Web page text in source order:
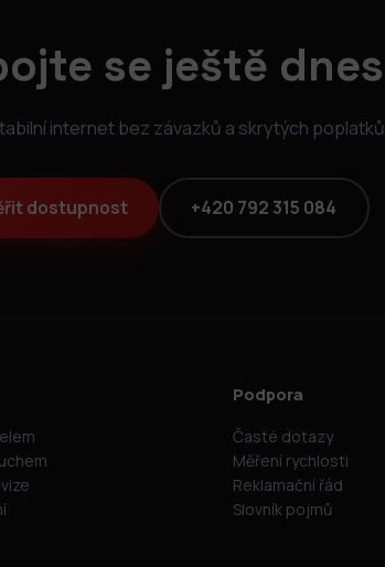
se ještě dnes
internet bez závazků a skrytých
dostupnost +420 792 315 084
Podpora
Časté dotazy
Měření rychlosti
Reklamační řád
Slovník pojmů